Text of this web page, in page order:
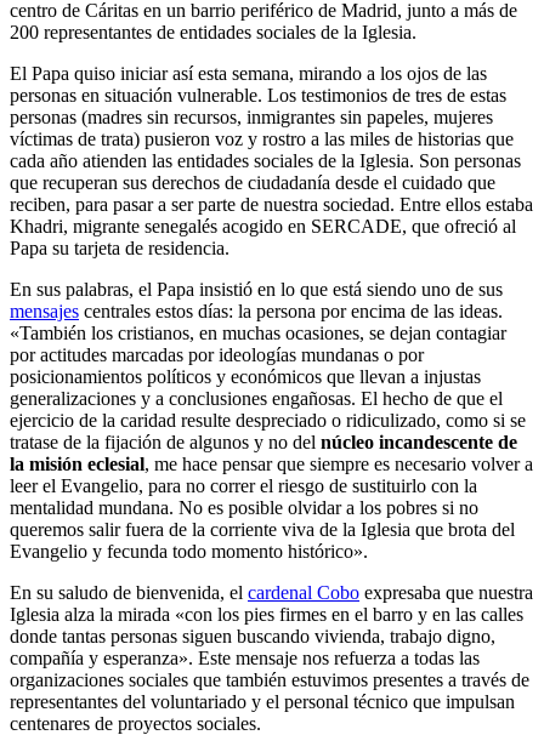
centro de Cáritas en un barrio periférico de Madrid, junto a más de
200 representantes de entidades sociales de la Iglesia.
El Papa quiso iniciar así esta semana, mirando a los ojos de las
personas en situación vulnerable. Los testimonios de tres de estas
personas (madres sin recursos, inmigrantes sin papeles, mujeres
víctimas de trata) pusieron voz y rostro a las miles de historias que
cada año atienden las entidades sociales de la Iglesia. Son personas
que recuperan sus derechos de ciudadanía desde el cuidado que
reciben, para pasar a ser parte de nuestra sociedad. Entre ellos estaba
Khadri, migrante senegalés acogido en SERCADE, que ofreció al
Papa su tarjeta de residencia.
En sus palabras, el Papa insistió en lo que está siendo uno de sus
mensajes centrales estos días: la persona por encima de las ideas.
«También los cristianos, en muchas ocasiones, se dejan contagiar
por actitudes marcadas por ideologías mundanas o por
posicionamientos políticos y económicos que llevan a injustas
generalizaciones y a conclusiones engañosas. El hecho de que el
ejercicio de la caridad resulte despreciado o ridiculizado, como si se
tratase de la fijación de algunos y no del núcleo incandescente de
la misión eclesial, me hace pensar que siempre es necesario volver a
leer el Evangelio, para no correr el riesgo de sustituirlo con la
mentalidad mundana. No es posible olvidar a los pobres si no
queremos salir fuera de la corriente viva de la Iglesia que brota del
Evangelio y fecunda todo momento histórico».
En su saludo de bienvenida, el cardenal Cobo expresaba que nuestra
Iglesia alza la mirada «con los pies firmes en el barro y en las calles
donde tantas personas siguen buscando vivienda, trabajo digno,
compañía y esperanza». Este mensaje nos refuerza a todas las
organizaciones sociales que también estuvimos presentes a través de
representantes del voluntariado y el personal técnico que impulsan
centenares de proyectos sociales.